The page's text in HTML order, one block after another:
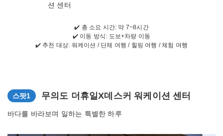
션 센터
✔️ 총 소요 시간: 약 7~8시간
✔️ 이동 방식: 도보+차량 이동
✔️ 추천 대상: 워케이션 / 단체 여행 / 힐링 여행 / 체험 여행
스팟1 무의도 더휴일X데스커 워케이션 센터
바다를 바라보며 일하는 특별한 하루